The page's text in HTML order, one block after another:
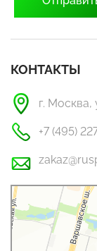
КОНТАКТЫ
г.
+7 (495)
РусПолик
Оргстекло,
Строительные и